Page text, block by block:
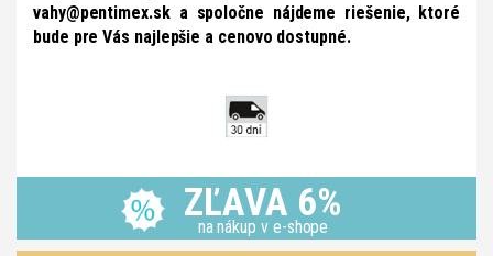
vahy@pentimex.sk a spoločne nájdeme riešenie, ktoré
bude pre Vás najlepšie a cenovo dostupné.
ZĽAVA 6%
na nákup v e-shope